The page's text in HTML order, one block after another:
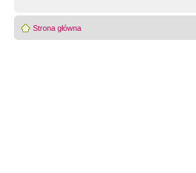
Strona główna